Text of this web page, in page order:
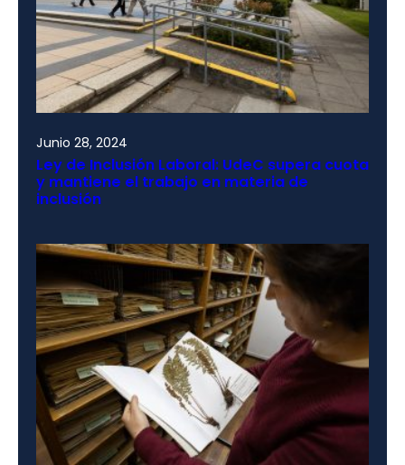
Junio 28, 2024
Ley de Inclusión Laboral: UdeC supera cuota
y mantiene el trabajo en materia de
inclusión